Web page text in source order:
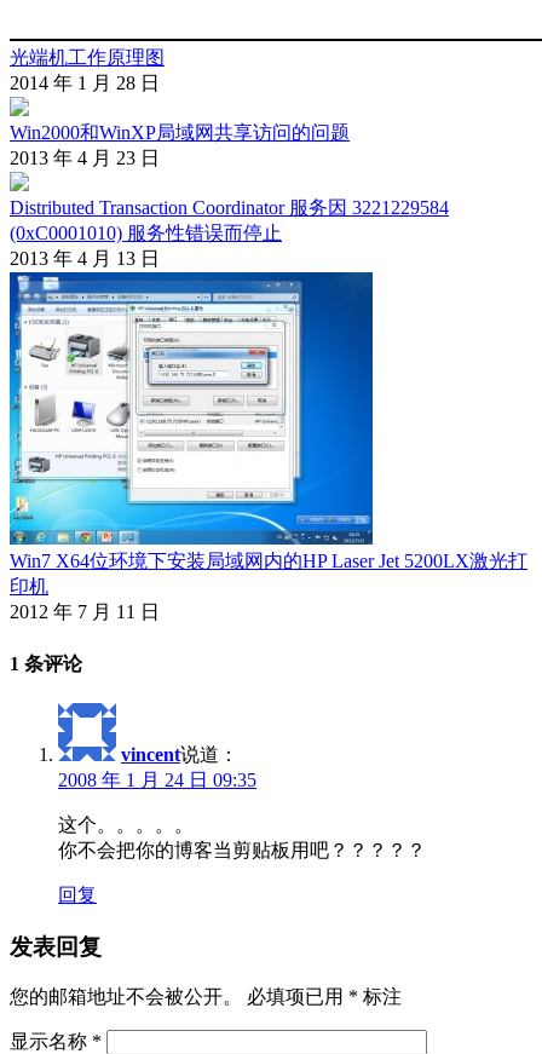
光端机工作原理图
2014 年 1 月 28 日
Win2000和WinXP局域网共享访问的问题
2013 年 4 月 23 日
Distributed Transaction Coordinator 服务因 3221229584
(0xC0001010) 服务性错误而停止
2013 年 4 月 13 日
Win7 X64位环境下安装局域网内的HP Laser Jet 5200LX激光打
印机
2012 年 7 月 11 日
1 条评论
vincent说道：
2008 年 1 月 24 日 09:35
这个。。。。。
你不会把你的博客当剪贴板用吧？？？？？
回复
发表回复
您的邮箱地址不会被公开。 必填项已用 * 标注
显示名称 *